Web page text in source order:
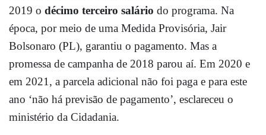
2019 o décimo terceiro salário do programa. Na
época, por meio de uma Medida Provisória, Jair
Bolsonaro (PL), garantiu o pagamento. Mas a
promessa de campanha de 2018 parou aí. Em 2020 e
em 2021, a parcela adicional não foi paga e para este
ano ‘não há previsão de pagamento’, esclareceu o
ministério da Cidadania.